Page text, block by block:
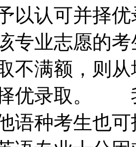
以认可并择
专业志愿的
不满额，则
优录取。
语种考生也